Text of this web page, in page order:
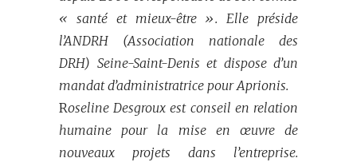
« santé et mieux-être ». Elle préside
l’ANDRH (Association nationale des
DRH) Seine-Saint-Denis et dispose d’un
mandat d’administratrice pour Aprionis.
Roseline Desgroux est conseil en relation
humaine pour la mise en œuvre de
nouveaux projets dans l’entreprise.